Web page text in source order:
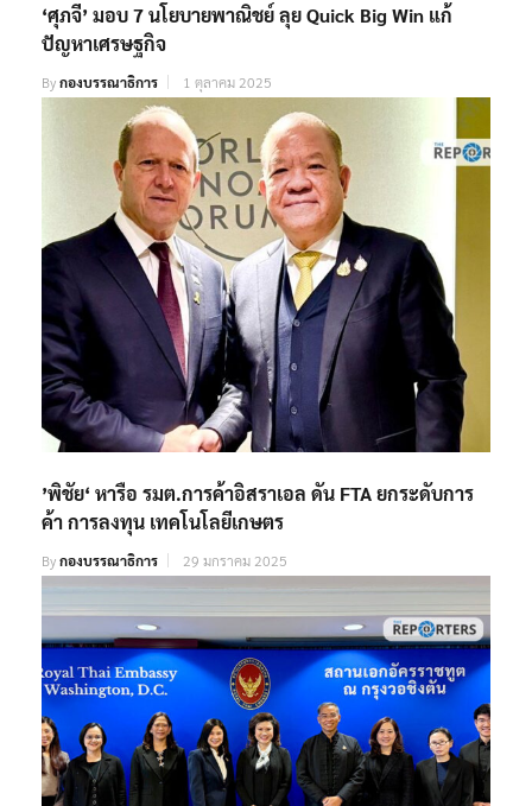
‘ศุภจี’ มอบ 7 นโยบายพาณิชย์ ลุย Quick Big Win แก้
ปัญหาเศรษฐกิจ
Byกองบรรณาธิการ 1 ตุลาคม 2025
’พิชัย‘ หารือ รมต.การค้าอิสราเอล ดัน FTA ยกระดับการ
ค้า การลงทุน เทคโนโลยีเกษตร
Byกองบรรณาธิการ 29 มกราคม 2025